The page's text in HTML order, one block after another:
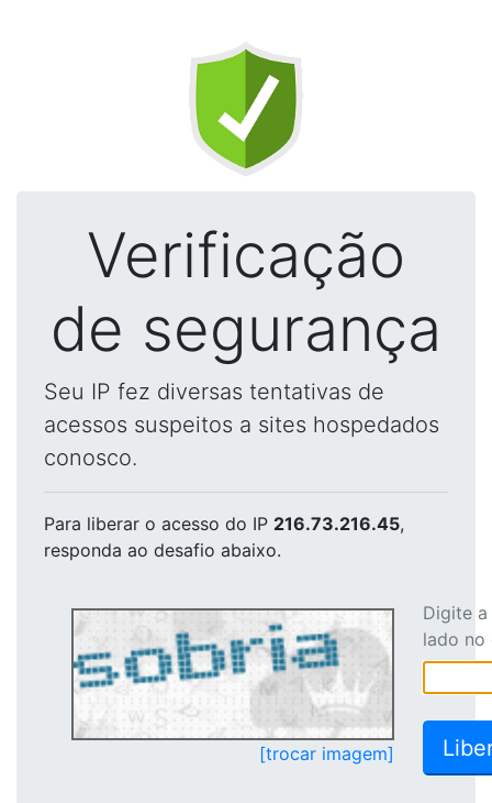
Verificação
de segurança
Seu IP fez diversas tentativas de
acessos suspeitos a sites hospedados
conosco.
Para liberar o acesso do IP 216.73.216.45,
responda ao desafio abaixo.
[trocar imagem]
Digite
lado no